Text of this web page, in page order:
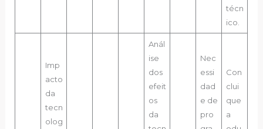
técn
ico.
Imp
acto
da
tecn
olog
Anál
ise
dos
efeit
os
da
Nec
essi
dad
e de
pro
Con
clui
que
a